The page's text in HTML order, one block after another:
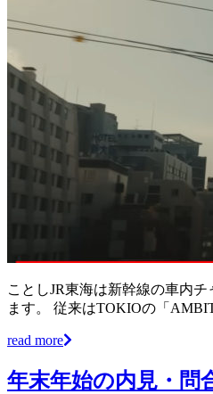
ことしJR東海は新幹線の車内
ます。 従来はTOKIOの「
read more
年末年始の内見・問